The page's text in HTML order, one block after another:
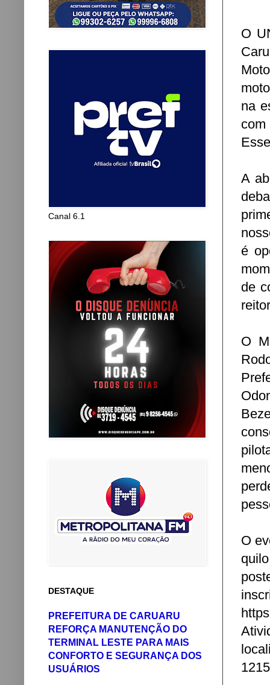
O
na
A
é
de
O
O
Canal 6.1
DESTAQUE
PREFEITURA DE CARUARU
REFORÇA MANUTENÇÃO DO
TERMINAL LESTE PARA MAIS
CONFORTO E SEGURANÇA DOS
USUÁRIOS